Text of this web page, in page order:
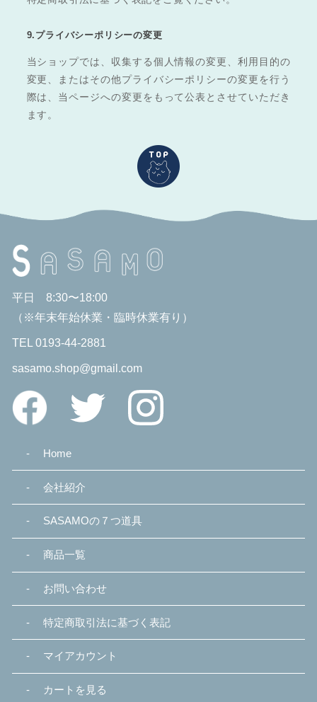
9.プライバシーポリシーの変更
当ショップでは、収集する個人情報の変更、利用目的の
変更、またはその他プライバシーポリシーの変更を行う
際は、当ページへの変更をもって公表とさせていただき
ます。
平日 8:30〜18:00
（※年末年始休業・臨時休業有り）
TEL 0193-44-2881
sasamo.shop@gmail.com
Home
会社紹介
SASAMOの７つ道具
商品一覧
お問い合わせ
特定商取引法に基づく表記
マイアカウント
カートを見る